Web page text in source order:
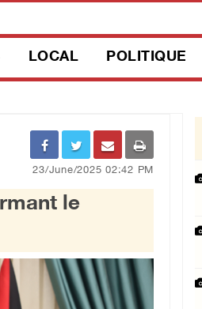
LOCAL POLITIQUE
23/June/2025 02:42 PM
le